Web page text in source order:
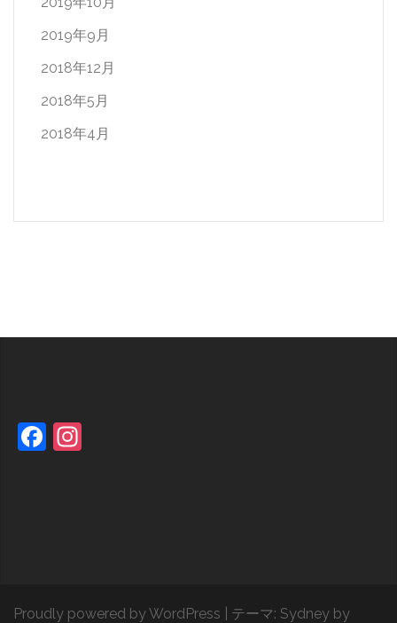
2019年9月
2018年12月
2018年5月
2018年4月
Facebook
Proudly powered by WordPress テーマ: Sydney by